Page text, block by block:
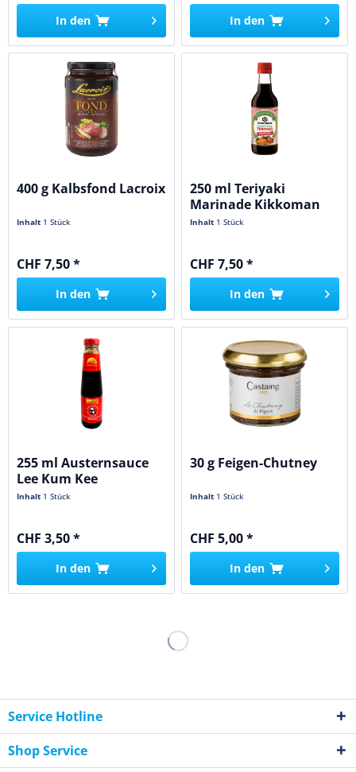
In den In den
400 g Kalbsfond Lacroix
Inhalt 1 Stück
CHF 7,50 *
In den
250 ml Teriyaki
Marinade Kikkoman
Inhalt 1 Stück
CHF 7,50 *
In den
255 ml Austernsauce
Lee Kum Kee
Inhalt 1 Stück
CHF 3,50 *
In den
30 g Feigen-Chutney
Inhalt 1 Stück
CHF 5,00 *
In den
Service Hotline
Shop Service